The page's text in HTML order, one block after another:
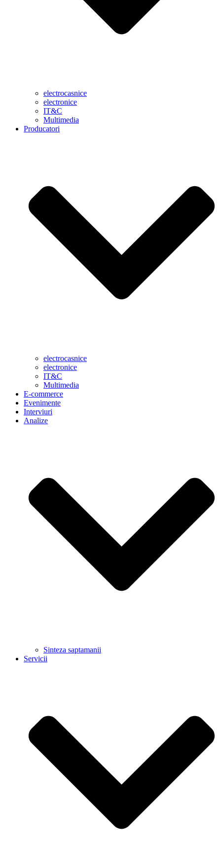
electrocasnice
electronice
IT&C
Multimedia
Producatori
electrocasnice
electronice
IT&C
Multimedia
E-commerce
Evenimente
Interviuri
Analize
Sinteza saptamanii
Servicii